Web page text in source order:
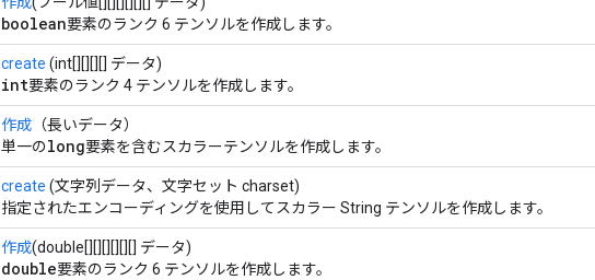
boolean要素のランク 6 テンソルを作成します。
create (int[][][][] データ)
int要素のランク 4 テンソルを作成します。
作成 （長いデータ）
単一のlong要素を含むスカラーテンソルを作成します。
create (文字列データ、文字セット charset)
指定されたエンコーディングを使用してスカラー String テンソルを作成します。
作成(double[][][][][][] データ)
double要素のランク 6 テンソルを作成します。